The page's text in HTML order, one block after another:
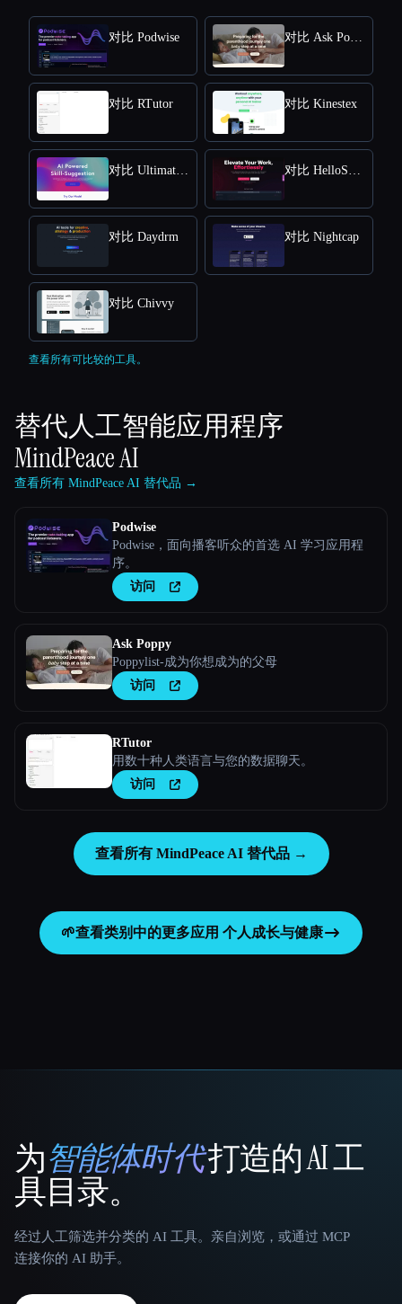
对比 Podwise 对比 Ask Poppy
对比 RTutor 对比 Kinestex
对比 Ultimate Skill Extractor by Further 对比 HelloScribe
对比 Daydrm 对比 Nightcap
对比 Chivvy
查看所有可比较的工具。
替代人工智能应用程序
MindPeace AI
查看所有 MindPeace AI 替代品 →
Podwise
Podwise，面向播客听众的首选 AI 学习应用程
序。
访问
Ask Poppy
Poppylist-成为你想成为的父母
访问
RTutor
用数十种人类语言与您的数据聊天。
访问
查看所有 MindPeace AI 替代品 →
🌱查看类别中的更多应用 个人成长与健康
That AI Collection
为智能体时代打造的 AI 工
具目录。
经过人工筛选并分类的 AI 工具。亲自浏览，或通过 MCP
连接你的 AI 助手。